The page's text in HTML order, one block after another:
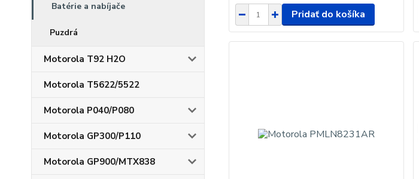
Batérie a nabíjače
Puzdrá
Motorola T92 H2O
Motorola T5622/5522
Motorola P040/P080
Motorola GP300/P110
Motorola GP900/MTX838
Pridať do košíka